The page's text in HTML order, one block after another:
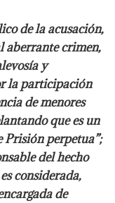
de la acusación,
aberrante crimen,
y
la participación
de menores
que es un
Prisión perpetua”;
del hecho
considerada,
de